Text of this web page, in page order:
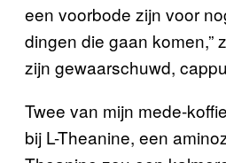
een voorbode zijn voor
dingen die gaan komen,”
zijn gewaarschuwd,
Twee van mijn mede-
bij L-Theanine, een